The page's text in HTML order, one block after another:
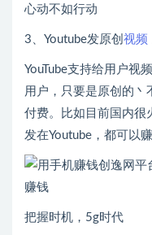
心动不如行动
3、Youtube发原创 视频
YouTube支持给用户视
用户，只要是原创的丶
付费。比如目前国内很
发在Youtube，都可以
把握时机，5g时代